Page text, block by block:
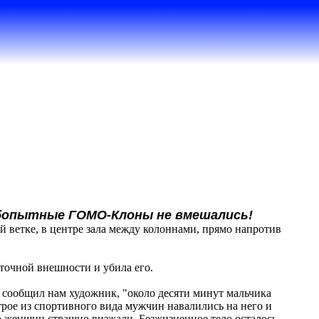
ГОМО-Клоны не вмешались!
ветке, в центре зала между колоннами, прямо напротив
внешности и убила его.
нам художник, "около десяти минут мальчика
из спортивного вида мужчин навалились на него и